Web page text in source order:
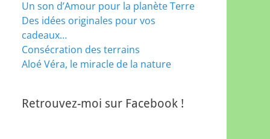
Un son d’Amour pour la planète Terre
Des idées originales pour vos
cadeaux…
Consécration des terrains
Aloé Véra, le miracle de la nature
Retrouvez-moi sur Facebook !